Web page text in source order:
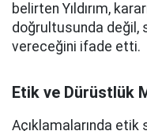
belirten Yıldırım,
doğrultusunda değil,
vereceğini ifade etti.
Etik ve Dürüstlük
Açıklamalarında